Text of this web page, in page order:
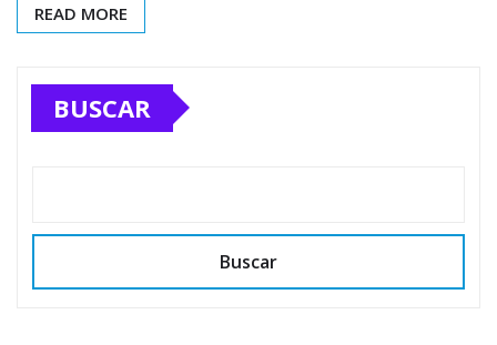
READ MORE
BUSCAR
Buscar